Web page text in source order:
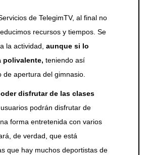
de TelegimTV, al final no
recursos y tiempos. Se
la actividad, aunque si lo
polivalente, teniendo así
apertura del gimnasio.
disfrutar de las clases
podrán disfrutar de
forma entretenida con varios
de verdad, que está
que hay muchos deportistas de